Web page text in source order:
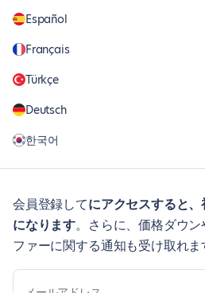
Español
Français
Türkçe
Deutsch
한국어
会員登録してにアクセスすると
になります。さらに、価格ダウ
ファーに関する通知も受け取れま